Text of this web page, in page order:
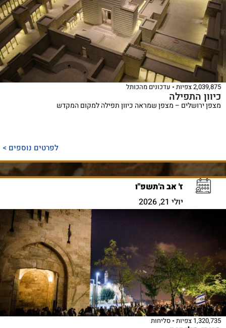
2,039,875 צפיות עדכונים מהכותל
כיוון התפילה
מצפן ירושלים – מצפן שמראה כיוון תפילה למקום המקדש
לפרטים נוספים >
ז' אב ה'תשפ"ו
יולי 21, 2026
1,320,735 צפיות סליחות